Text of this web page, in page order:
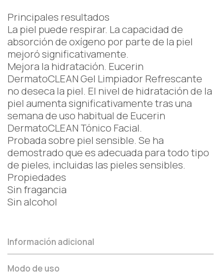
Principales resultados
La piel puede respirar. La capacidad de
absorción de oxígeno por parte de la piel
mejoró significativamente.
Mejora la hidratación. Eucerin
DermatoCLEAN Gel Limpiador Refrescante
no deseca la piel. El nivel de hidratación de la
piel aumenta significativamente tras una
semana de uso habitual de Eucerin
DermatoCLEAN Tónico Facial.
Probada sobre piel sensible. Se ha
demostrado que es adecuada para todo tipo
de pieles, incluidas las pieles sensibles.
Propiedades
Sin fragancia
Sin alcohol
Información adicional
Modo de uso